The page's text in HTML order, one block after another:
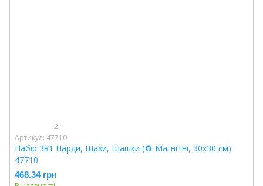
2
Артикул: 47710
Набір 3в1 Нарди, Шахи, Шашки (🧲 Магнітні, 30х30 см)
47710
468.34 грн